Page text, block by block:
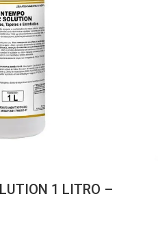
1 LITRO –